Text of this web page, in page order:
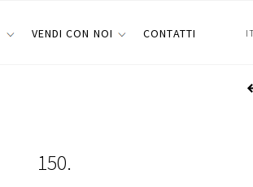
VENDI CON NOI CONTATTI
150